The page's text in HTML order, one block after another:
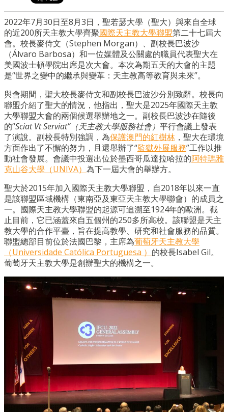
2022年7月30日至8月3日，聖若瑟大學（聖大）與來自全球
的近200所天主教大學齊聚國際天主教大學聯盟第二十七屆大
會。校長麥侍文（Stephen Morgan）、副校長巴波沙
（Álvaro Barbosa）和一位媒體及公關處的職員代表聖大在
美國波士頓學院出席是次大會。本次為期五天的大會的主題
是“世界之變中的繼承與變革：天主教高等教育與未來”。
與會期間，聖大校長麥侍文和副校長巴波沙分別致辭。校長向
聯盟介紹了聖大的情況，他指出，聖大是2025年國際天主教
大學聯盟大會的兩個候選舉辦地之一。副校長巴波沙在隨後
的“Sciat Vt Serviat”（天主教大學服務社會） 平行會議上發表
了演說。副校長特別強調，為保護澳門的紅樹林 ，聖大在環境
方面作出了不懈的努力，且還舉辦了“監獄外展服務”工作以推
動社會發展。會議中投選出位於墨西哥瓜達拉哈拉的阿特瑪雅
克山谷大學（UNIVA） 為下一屆大會的舉辦方。
聖大於2015年加入國際天主教大學聯盟，自2018年以來一直
是該聯盟區域機構（東南亞及東亞天主教大學聯會）的成員之
一。國際天主教大學聯盟的起源可追溯至1924年的歐洲。截
止目前，它已涵蓋來自五個州的250多所高校。該聯盟是天主
教大學的合作平臺，旨在提高教學、研究和社會服務的品質。
聯盟總部目前位於法國巴黎，主席為葡萄牙天主教大學
（Universidade Católica Portuguesa ） 的校長Isabel Gil。
葡萄牙天主教大學是創辦聖大的機構之一。